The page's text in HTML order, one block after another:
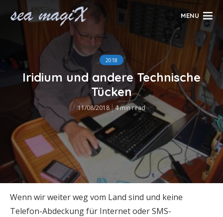
MENU
2018
Iridium und andere Technische
Tücken
11/08/2018 4 min read
Wenn wir weiter weg vom Land sind und keine
Telefon-Abdeckung für Internet oder SMS-